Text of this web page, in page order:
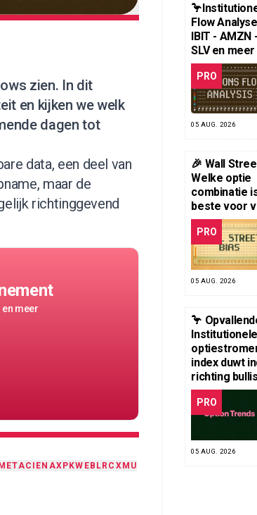
zien. In dit
en kijken we welk
dagen tot
data, een deel van
maar de
richtinggevend
meer
METACIEN AXP KWEB LRCX MU
Flow
IBIT - AMZN
SLV en meer
PRO
05 AUG. 2026
🎉 Wall
Welke optie
combinatie
beste voor
PRO
05 AUG. 2026
🦩
Institutionele
index duwt
richting
PRO
05 AUG. 2026